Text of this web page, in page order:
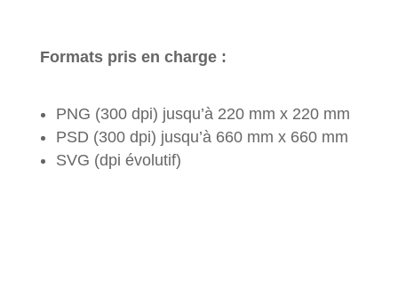
Formats pris en charge :
PNG (300 dpi) jusqu’à 220 mm x 220 mm
PSD (300 dpi) jusqu’à 660 mm x 660 mm
SVG (dpi évolutif)